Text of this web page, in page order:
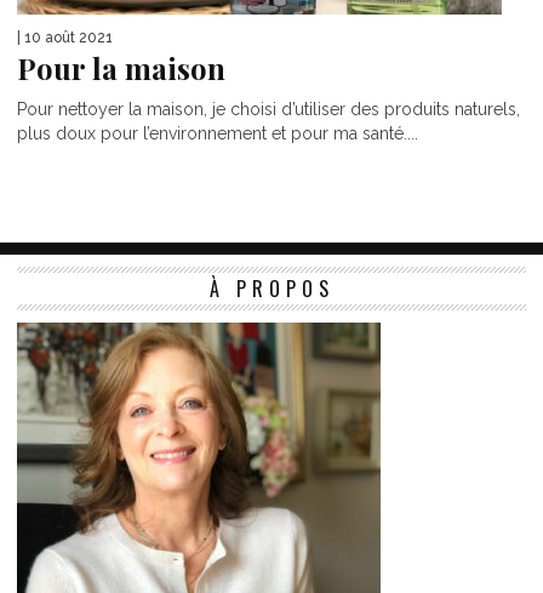
| 10 août 2021
Pour la maison
Pour nettoyer la maison, je choisi d’utiliser des produits naturels,
plus doux pour l’environnement et pour ma santé....
À PROPOS